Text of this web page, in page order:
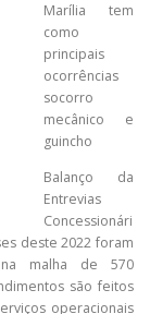
Marília tem
como
principais
ocorrências
socorro
mecânico e
guincho
Balanço da
Entrevias
Concessionári
deste 2022 foram
na malha de 570
são feitos
operacionais